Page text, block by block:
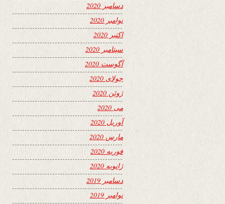
دسامبر 2020
نوامبر 2020
اکتبر 2020
سپتامبر 2020
آگوست 2020
جولای 2020
ژوئن 2020
می 2020
آوریل 2020
مارس 2020
فوریه 2020
ژانویه 2020
دسامبر 2019
نوامبر 2019